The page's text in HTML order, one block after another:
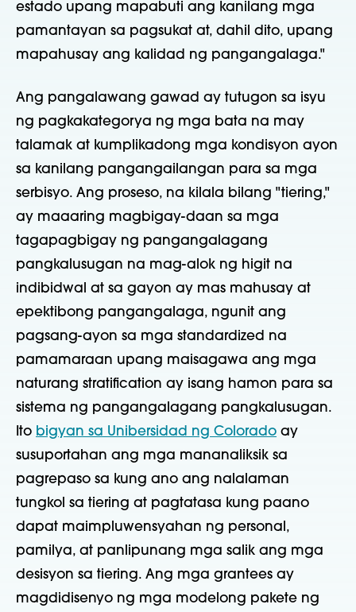
estado upang mapabuti ang kanilang mga
pamantayan sa pagsukat at, dahil dito, upang
mapahusay ang kalidad ng pangangalaga."
Ang pangalawang gawad ay tutugon sa isyu
ng pagkakategorya ng mga bata na may
talamak at kumplikadong mga kondisyon ayon
sa kanilang pangangailangan para sa mga
serbisyo. Ang proseso, na kilala bilang "tiering,"
ay maaaring magbigay-daan sa mga
tagapagbigay ng pangangalagang
pangkalusugan na mag-alok ng higit na
indibidwal at sa gayon ay mas mahusay at
epektibong pangangalaga, ngunit ang
pagsang-ayon sa mga standardized na
pamamaraan upang maisagawa ang mga
naturang stratification ay isang hamon para sa
sistema ng pangangalagang pangkalusugan.
Ito bigyan sa Unibersidad ng Colorado ay
susuportahan ang mga mananaliksik sa
pagrepaso sa kung ano ang nalalaman
tungkol sa tiering at pagtatasa kung paano
dapat maimpluwensyahan ng personal,
pamilya, at panlipunang mga salik ang mga
desisyon sa tiering. Ang mga grantees ay
magdidisenyo ng mga modelong pakete ng